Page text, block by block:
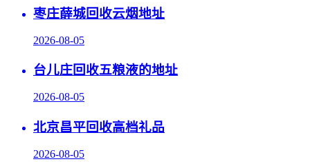
枣庄薛城回收云烟地址
2026-08-05
台儿庄回收五粮液的地址
2026-08-05
北京昌平回收高档礼品
2026-08-05